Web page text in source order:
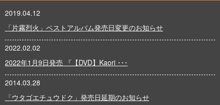
2019.04.12
「片霧烈火」ベストアルバム発売日変更のお知らせ
2022.02.02
2022年1月9日発売 『【DVD】Kaori ･･･
2014.03.28
「ウタゴエチュウドク」発売日延期のお知らせ